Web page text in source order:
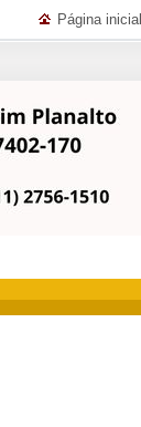
Página inicial